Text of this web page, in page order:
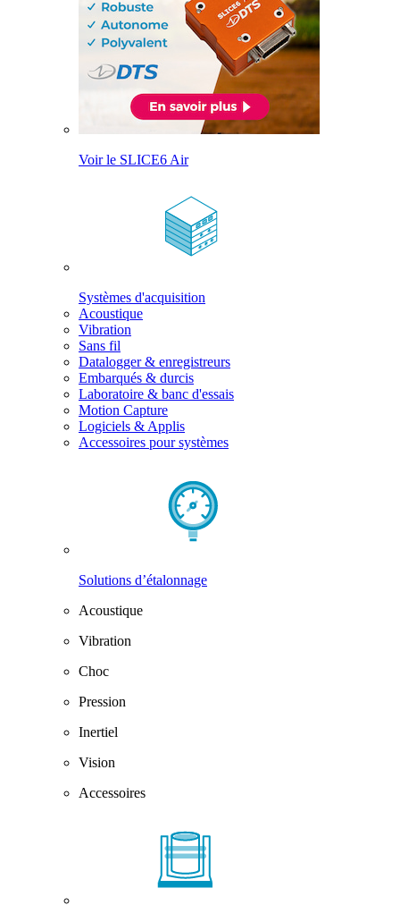
Voir le SLICE6 Air
Systèmes d'acquisition
Acoustique
Vibration
Sans fil
Datalogger & enregistreurs
Embarqués & durcis
Laboratoire & banc d'essais
Motion Capture
Logiciels & Applis
Accessoires pour systèmes
Solutions d’étalonnage
Acoustique
Vibration
Choc
Pression
Inertiel
Vision
Accessoires